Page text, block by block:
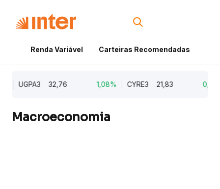
Renda Variável Carteiras Recomendadas
UGPA3 32,76 1,08% CYRE3 21,83 0,97%
Macroeconomia